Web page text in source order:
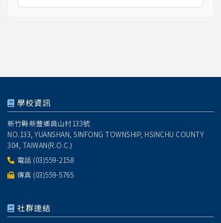
學校資訊
新竹縣新豐鄉員山村133號
NO.133, YUANSHAN, SINFONG TOWNSHIP, HSINCHU COUNTY
304, TAIWAN(R.O.C.)
電話 (03)559-2158
傳真 (03)559-5765
社群連結